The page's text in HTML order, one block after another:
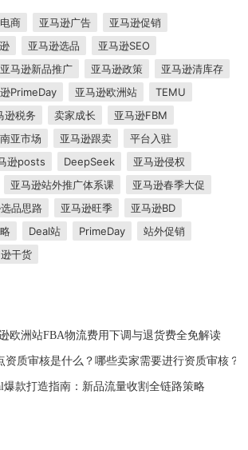
商 亚马逊广告
亚马逊促销
亚马逊选品
亚马逊SEO
亚马逊新品推广 亚马逊政策
亚马逊清库存
PrimeDay 亚马逊欧洲站
TEMU
逊税务 卖家成长
亚马逊FBM
亚市场 亚马逊跟卖
平台入驻
逊posts DeepSeek
亚马逊侵权
亚马逊站外推广体系课
亚马逊春季大促
品思路 亚马逊旺季
亚马逊BD
Deal站 PrimeDay
站外促销
干货
欧洲站FBA物流费用下调与退货费全免解读
资质审核是什么？哪些卖家需要进行资质审核？
爆款打造指南：新品流量收割全链路策略